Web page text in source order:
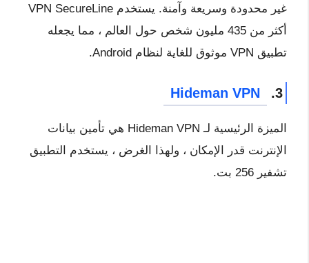
غير محدودة وسريعة وآمنة. يستخدم VPN SecureLine
أكثر من 435 مليون شخص حول العالم ، مما يجعله
تطبيق VPN موثوق للغاية لنظام Android.
3.
Hideman VPN
الميزة الرئيسية لـ Hideman VPN هي تأمين بيانات
الإنترنت قدر الإمكان ، ولهذا الغرض ، يستخدم التطبيق
تشفير 256 بت.